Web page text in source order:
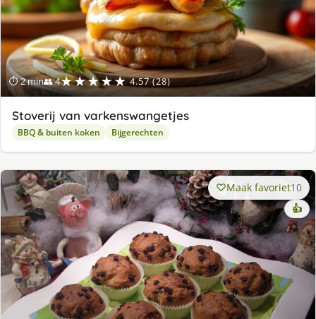
⏱ 2 min👥 4★★★★★ 4.57 (28)
Stoverij van varkenswangetjes
BBQ & buiten koken Bijgerechten
Maak favoriet10
👍